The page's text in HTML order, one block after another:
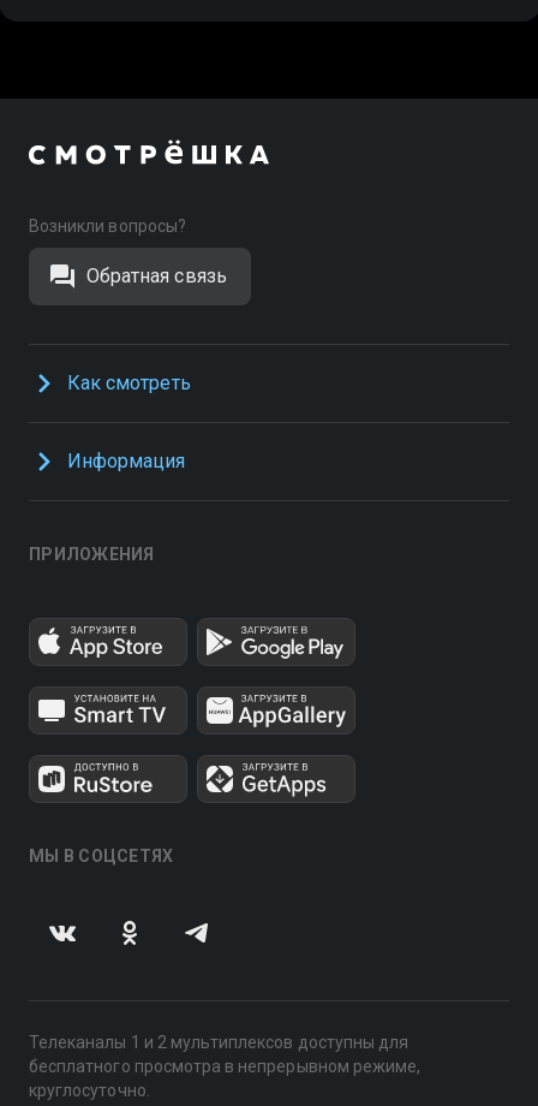
Возникли вопросы?
Обратная связь
Как смотреть
Информация
ПРИЛОЖЕНИЯ
МЫ В СОЦСЕТЯХ
Телеканалы 1 и 2 мультиплексов доступны для
бесплатного просмотра в непрерывном режиме,
круглосуточно.